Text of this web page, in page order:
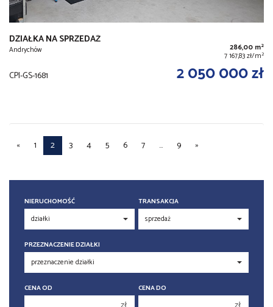
DZIAŁKA NA SPRZEDAŻ
Andrychów 286,00 m2
7 167,83 zł/m2
CPI-GS-1681 2 050 000 zł
« 1 2 3 4 5 6 7 ... 9 »
NIERUCHOMOŚĆ TRANSAKCJA
PRZEZNACZENIE DZIAŁKI
CENA OD CENA DO